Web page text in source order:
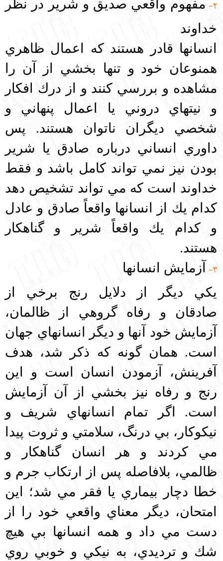
2-
مفهوم واقعي صديق و شرير در نظر
خداوند
انسانها قادر هستند كه اعمال ظاهري
همنوعان خود و تنها بخشي از آن را
مشاهده و بررسي كنند و از درك افكار
و نيتهاي دروني يا اعمال پنهاني و
شخصي ديگران ناتوان هستند. پس
داوري انساني درباره صادق يا شرير
بودن نيز نمي تواند كامل باشد و فقط
خداوند است كه مي تواند تشخيص دهد
كدام يك از انسانها واقعاً صادق و عادل
و كدام يك واقعاً شرير و گناهكار
هستند.
3-
آزمايش انسانها
يكي ديگر از دلايل رنج برخي از
صادقان و رفاه گروهي از ظالمان،
آزمايش خود آنها و ديگر انسانهاي جهان
است. همان گونه كه ذكر شد، هدف
آفرينش، آزمودن انسان است و اين
رنج و رفاه نيز بخشي از آن آزمايش
است. اگر تمام انسانهاي شريف و
نيكوكار، بي درنگ، سلامتي و ثروت پيدا
مي كردند و هر انسان گناهكار و
ظالمي، بلافاصله پس از ارتكاب جرم و
خطا دچار بيماري يا فقر مي شد؛ اين
امتحان، ديگر معناي واقعي خود را از
دست مي داد و همه انسانها بي هيچ
شك و ترديدي، به نيكي و خوبي روي